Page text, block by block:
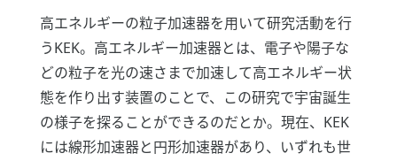
高エネルギーの粒子加速器を用いて研究活動を行
うKEK。高エネルギー加速器とは、電子や陽子な
どの粒子を光の速さまで加速して高エネルギー状
態を作り出す装置のことで、この研究で宇宙誕生
の様子を探ることができるのだとか。現在、KEK
には線形加速器と円形加速器があり、いずれも世